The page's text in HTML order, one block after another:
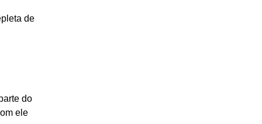
de
do
ele